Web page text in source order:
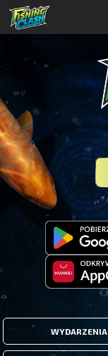
WYDARZENIA